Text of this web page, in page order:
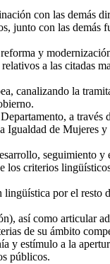
con las demás
junto con las demás
y
a las citadas
canalizando la
a través
Igualdad de Mujeres
seguimiento y
criterios
por el resto
así como articular
de su ámbito
y estímulo a la
públicos.